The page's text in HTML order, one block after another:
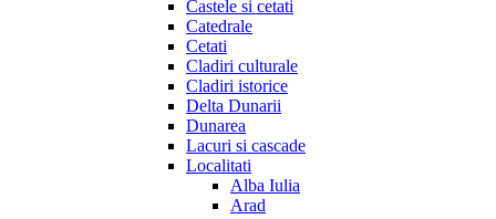
Castele si cetati
Catedrale
Cetati
Cladiri culturale
Cladiri istorice
Delta Dunarii
Dunarea
Lacuri si cascade
Localitati
Alba Iulia
Arad